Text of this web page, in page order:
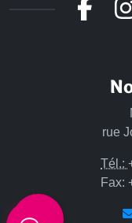
rue
Tél.:
Fax: